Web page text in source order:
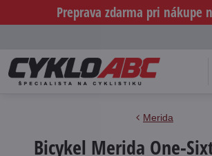
Preprava zdarma pri nákupe
Merida
Bicykel Merida One-